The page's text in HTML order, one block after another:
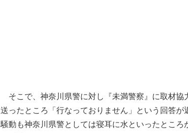
そこで、神奈川県警に対し『未満警察』に取材協
送ったところ「行なっておりません」という回答が
騒動も神奈川県警としては寝耳に水といったところ